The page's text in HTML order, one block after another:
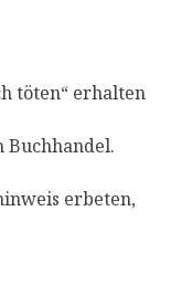
töten“ erhalten
erbeten,